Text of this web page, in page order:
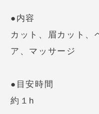
●内容
カット、眉カット、
ア、マッサージ
●目安時間
約１h